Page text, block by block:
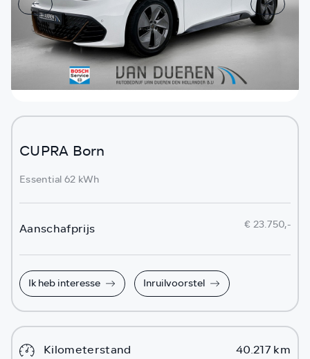
CUPRA Born
Essential 62 kWh
Aanschafprijs € 23.750,-
Ik heb interesse Inruilvoorstel
Kilometerstand
40.217 km